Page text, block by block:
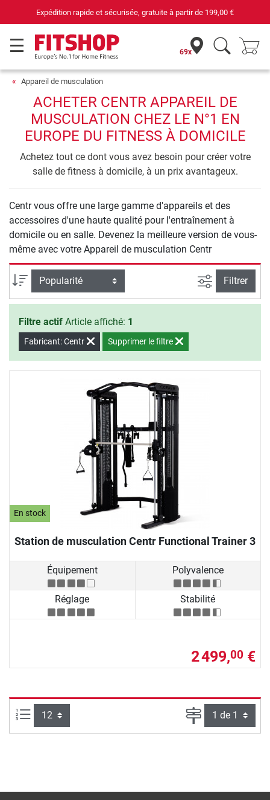
Expédition rapide et sécurisée, gratuite à partir de 199,00 €
69x
Appareil de musculation
ACHETER CENTR APPAREIL DE
MUSCULATION CHEZ LE N°1 EN
EUROPE DU FITNESS À DOMICILE
Achetez tout ce dont vous avez besoin pour créer votre
salle de fitness à domicile, à un prix avantageux.
Centr vous offre une large gamme d'appareils et des
accessoires d'une haute qualité pour l'entraînement à
domicile ou en salle. Devenez la meilleure version de vous-
même avec votre Appareil de musculation Centr
Trier par Filtrer la
Filtrer
Filtre actif Article affiché: 1
Fabricant: Centr Supprimer le filtre
En stock
Station de musculation Centr Functional Trainer 3
Équipement Polyvalence
Réglage Stabilité
2 499,00 €
Articles par page : Page